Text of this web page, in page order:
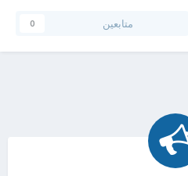
متابعين 0